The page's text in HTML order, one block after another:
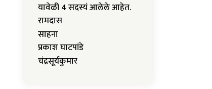
यावेळी 4 सदस्यं आलेले आहेत.
रामदास
साहना
प्रकाश घाटपांडे
चंद्रसूर्यकुमार